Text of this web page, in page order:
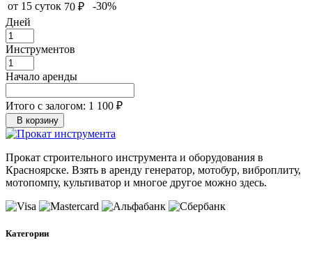
от 15 суток 70 ₽
-30%
Дней
Инструментов
Начало аренды
Итого с залогом: 1 100 ₽
В корзину
Прокат строительного инструмента и оборудования в
Красноярске. Взять в аренду генератор, мотобур, виброплиту,
мотопомпу, культиватор и многое другое можно здесь.
Категории